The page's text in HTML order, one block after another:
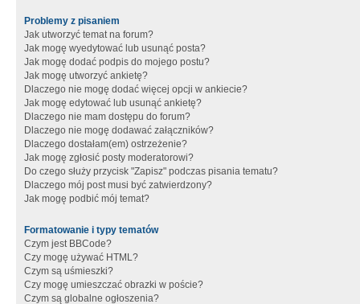
Problemy z pisaniem
Jak utworzyć temat na forum?
Jak mogę wyedytować lub usunąć posta?
Jak mogę dodać podpis do mojego postu?
Jak mogę utworzyć ankietę?
Dlaczego nie mogę dodać więcej opcji w ankiecie?
Jak mogę edytować lub usunąć ankietę?
Dlaczego nie mam dostępu do forum?
Dlaczego nie mogę dodawać załączników?
Dlaczego dostałam(em) ostrzeżenie?
Jak mogę zgłosić posty moderatorowi?
Do czego służy przycisk "Zapisz" podczas pisania tematu?
Dlaczego mój post musi być zatwierdzony?
Jak mogę podbić mój temat?
Formatowanie i typy tematów
Czym jest BBCode?
Czy mogę używać HTML?
Czym są uśmieszki?
Czy mogę umieszczać obrazki w poście?
Czym są globalne ogłoszenia?